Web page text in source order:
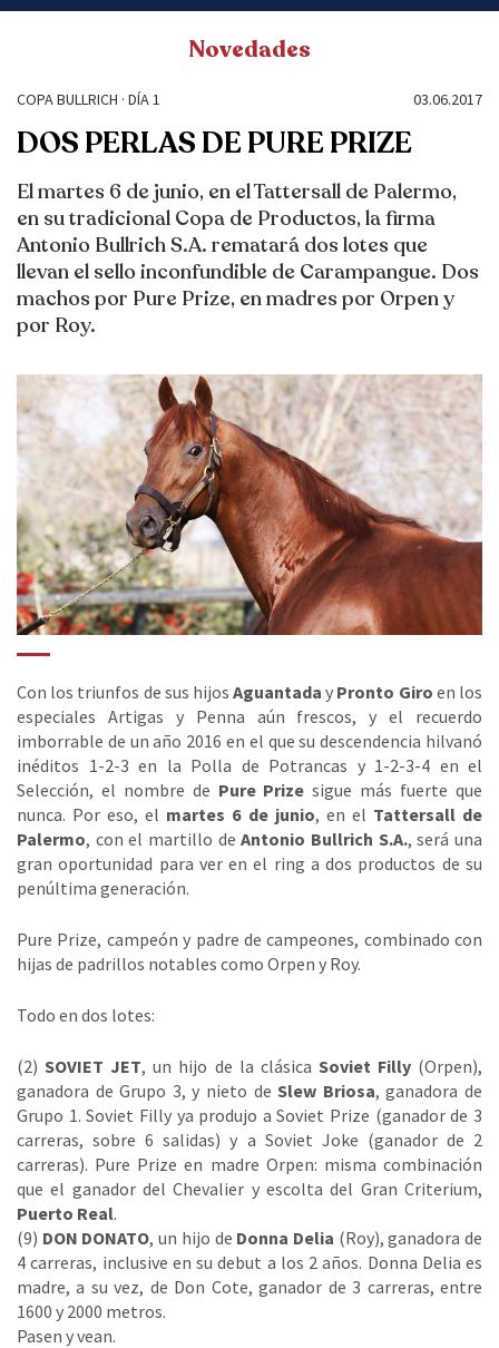
Novedades
COPA BULLRICH · DÍA 1 03.06.2017
DOS PERLAS DE PURE PRIZE
El martes 6 de junio, en el Tattersall de Palermo,
en su tradicional Copa de Productos, la firma
Antonio Bullrich S.A. rematará dos lotes que
llevan el sello inconfundible de Carampangue. Dos
machos por Pure Prize, en madres por Orpen y
por Roy.
Con los triunfos de sus hijosAguantada y Pronto Giro en los
especiales Artigas y Penna aún frescos, y el recuerdo
imborrable de un año 2016 en el que su descendencia hilvanó
inéditos 1-2-3 en la Polla de Potrancas y 1-2-3-4 en el
Selección, el nombre de Pure Prize sigue más fuerte que
nunca. Por eso, el martes 6 de junio, en el Tattersall de
Palermo, con el martillo deAntonio Bullrich S.A., será una
gran oportunidad para ver en el ring a dos productos de su
penúltima generación.
Pure Prize, campeón y padre de campeones, combinado con
hijas de padrillos notables como Orpen y Roy.
Todo en dos lotes:
(2)SOVIET JET, un hijo de la clásica Soviet Filly(Orpen),
ganadora de Grupo 3, y nieto deSlew Briosa, ganadora de
Grupo 1. Soviet Filly ya produjo a Soviet Prize (ganador de 3
carreras, sobre 6 salidas) y a Soviet Joke (ganador de 2
carreras). Pure Prize en madre Orpen: misma combinación
que el ganador del Chevalier y escolta del Gran Criterium,
Puerto Real.
(9) DON DONATO, un hijo de Donna Delia (Roy), ganadora de
4 carreras, inclusive en su debut a los 2 años. Donna Delia es
madre, a su vez, de Don Cote, ganador de 3 carreras, entre
1600 y 2000 metros.
Pasen y vean.